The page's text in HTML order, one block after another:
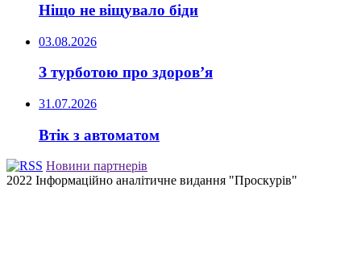
Ніщо не віщувало біди
03.08.2026
З турботою про здоров’я
31.07.2026
Втік з автоматом
Новини партнерів
2022 Інформаційно аналітичне видання "Проскурів"